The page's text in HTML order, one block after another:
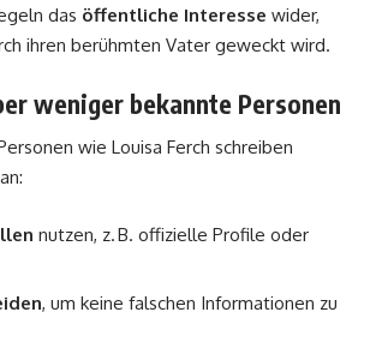
das öffentliche Interesse wider,
ihren berühmten Vater geweckt wird.
weniger bekannte Personen
wie Louisa Ferch schreiben
nutzen, z. B. offizielle Profile oder
, um keine falschen Informationen zu